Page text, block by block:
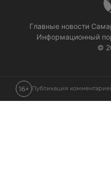
Главные новости
Информационный
©
16+ Публикация